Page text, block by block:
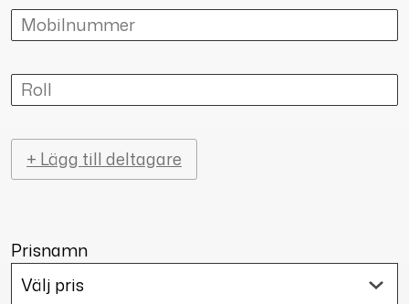
+ Lägg till deltagare
Prisnamn